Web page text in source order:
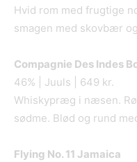
Hvid rom med frugtige
smagen med skovbær
Compagnie Des Indes
46% | Juuls | 649 kr.
Whiskypræg i næsen.
sødme. Blød og rund
Flying No. 11 Jamaica